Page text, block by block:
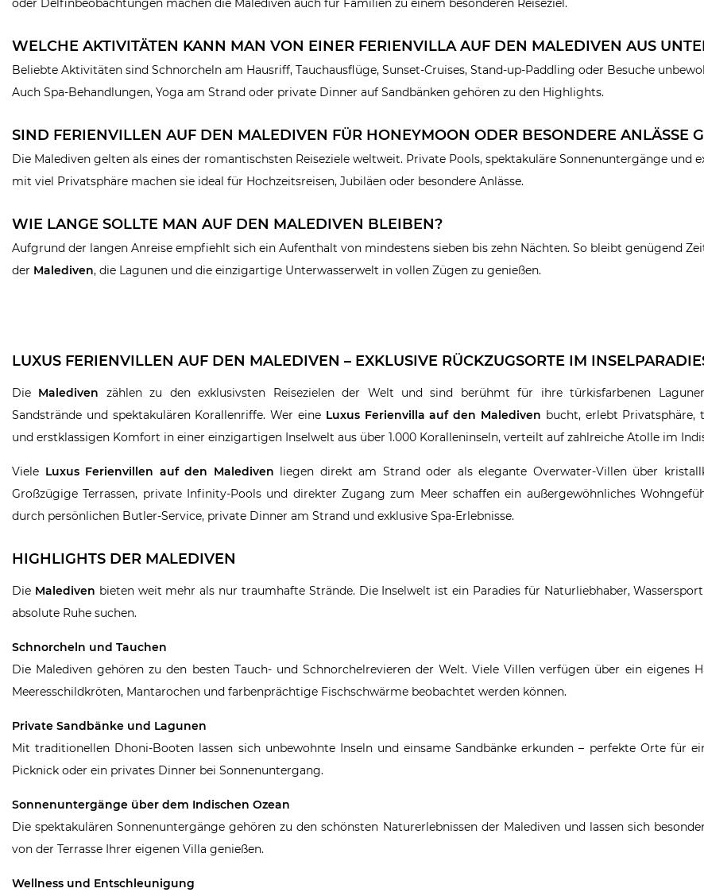
oder Delfinbeobachtungen machen die Malediven auch für Familien zu einem besonderen Reiseziel.
WELCHE AKTIVITÄTEN KANN MAN VON EINER FERIENVILLA AUF DEN MALEDIVEN AUS
Beliebte Aktivitäten sind Schnorcheln am Hausriff, Tauchausflüge, Sunset-Cruises, Stand-up-Paddling oder Besuche
Auch Spa-Behandlungen, Yoga am Strand oder private Dinner auf Sandbänken gehören zu den Highlights.
SIND FERIENVILLEN AUF DEN MALEDIVEN FÜR HONEYMOON ODER BESONDERE ANLÄSSE
Die Malediven gelten als eines der romantischsten Reiseziele weltweit. Private Pools, spektakuläre Sonnenuntergänge und
mit viel Privatsphäre machen sie ideal für Hochzeitsreisen, Jubiläen oder besondere Anlässe.
WIE LANGE SOLLTE MAN AUF DEN MALEDIVEN BLEIBEN?
Aufgrund der langen Anreise empfiehlt sich ein Aufenthalt von mindestens sieben bis zehn Nächten. So bleibt genügend
der Malediven, die Lagunen und die einzigartige Unterwasserwelt in vollen Zügen zu genießen.
LUXUS FERIENVILLEN AUF DEN MALEDIVEN – EXKLUSIVE RÜCKZUGSORTE IM
Die Malediven zählen zu den exklusivsten Reisezielen der Welt und sind berühmt für ihre türkisfarbenen
Sandstrände und spektakulären Korallenriffe. Wer eine Luxus Ferienvilla auf den Malediven bucht, erlebt Privatsphäre,
und erstklassigen Komfort in einer einzigartigen Inselwelt aus über 1.000 Koralleninseln, verteilt auf zahlreiche Atolle im
Viele Luxus Ferienvillen auf den Malediven liegen direkt am Strand oder als elegante Overwater-Villen über
Großzügige Terrassen, private Infinity-Pools und direkter Zugang zum Meer schaffen ein außergewöhnliches
durch persönlichen Butler-Service, private Dinner am Strand und exklusive Spa-Erlebnisse.
HIGHLIGHTS DER MALEDIVEN
Die Malediven bieten weit mehr als nur traumhafte Strände. Die Inselwelt ist ein Paradies für Naturliebhaber,
absolute Ruhe suchen.
Schnorcheln und Tauchen
Die Malediven gehören zu den besten Tauch- und Schnorchelrevieren der Welt. Viele Villen verfügen über ein eigenes
Meeresschildkröten, Mantarochen und farbenprächtige Fischschwärme beobachtet werden können.
Private Sandbänke und Lagunen
Mit traditionellen Dhoni-Booten lassen sich unbewohnte Inseln und einsame Sandbänke erkunden – perfekte Orte für
Picknick oder ein privates Dinner bei Sonnenuntergang.
Sonnenuntergänge über dem Indischen Ozean
Die spektakulären Sonnenuntergänge gehören zu den schönsten Naturerlebnissen der Malediven und lassen sich
von der Terrasse Ihrer eigenen Villa genießen.
Wellness und Entschleunigung